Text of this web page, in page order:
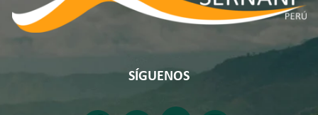
SÍGUENOS